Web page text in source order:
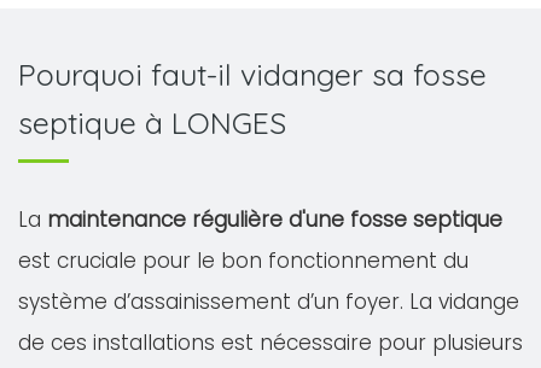
Pourquoi faut-il vidanger sa fosse
septique à LONGES
La maintenance régulière d'une fosse septique
est cruciale pour le bon fonctionnement du
système d’assainissement d’un foyer. La vidange
de ces installations est nécessaire pour plusieurs